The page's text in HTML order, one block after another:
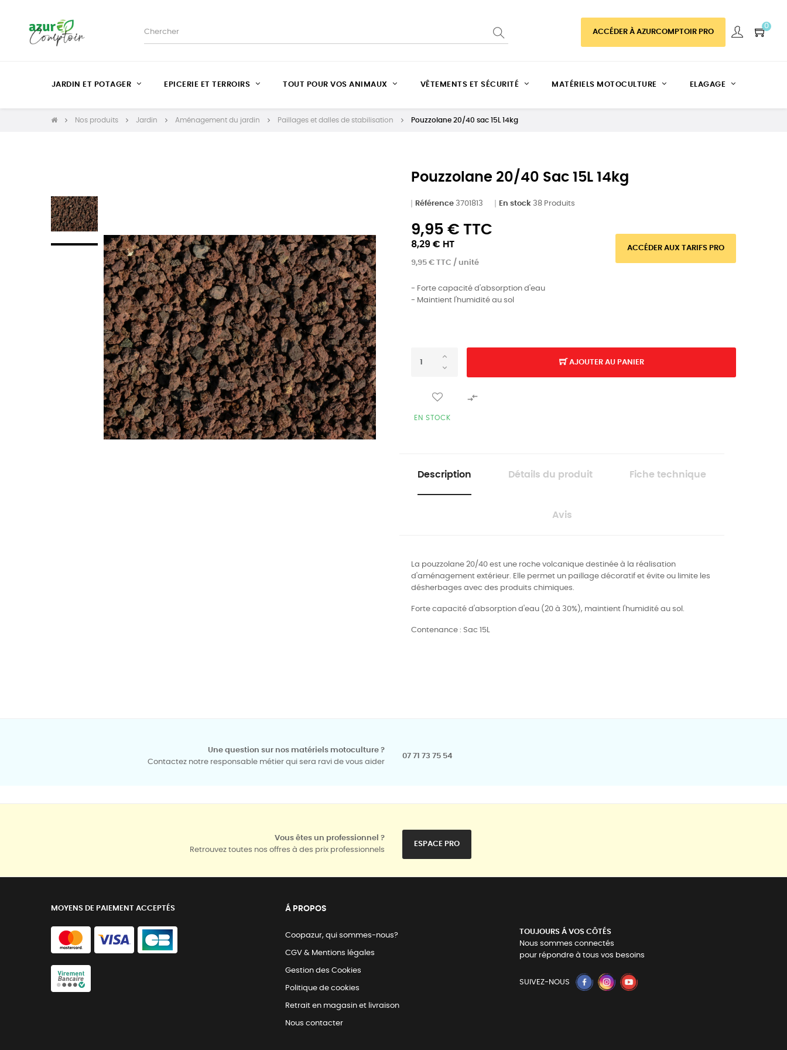
ACCÉDER À AZURCOMPTOIR PRO
0
JARDIN ET POTAGER EPICERIE ET TERROIRS TOUT POUR VOS ANIMAUX VÊTEMENTS ET SÉCURITÉ MATÉRIELS MOTOCULTURE ELAGAGE
Nos produits Jardin Aménagement du jardin Paillages et dalles de stabilisation Pouzzolane 20/40 sac 15L 14kg
Pouzzolane 20/40 Sac 15L 14kg
Référence 3701813 En stock 38 Produits
9,95 € TTC
8,29 € HT
9,95 € TTC / unité
ACCÉDER AUX TARIFS PRO
- Forte capacité d'absorption d'eau
- Maintient l'humidité au sol
AJOUTER AU PANIER

EN STOCK
Description Détails du produit Fiche technique
Avis
La pouzzolane 20/40 est une roche volcanique destinée à la réalisation
d'aménagement extérieur. Elle permet un paillage décoratif et évite ou limite les
désherbages avec des produits chimiques.
Forte capacité d'absorption d'eau (20 à 30%), maintient l'humidité au sol.
Contenance : Sac 15L
Une question sur nos matériels motoculture ?
Contactez notre responsable métier qui sera ravi de vous aider
07 71 73 75 54
Vous êtes un professionnel ?
Retrouvez toutes nos offres à des prix professionnels
ESPACE PRO
MOYENS DE PAIEMENT ACCEPTÉS Á PROPOS
Coopazur, qui sommes-nous?
CGV & Mentions légales
Gestion des Cookies
Politique de cookies
Retrait en magasin et livraison
Nous contacter
TOUJOURS Á VOS CÔTÉS
Nous sommes connectés
pour répondre à tous vos besoins
SUIVEZ-NOUS